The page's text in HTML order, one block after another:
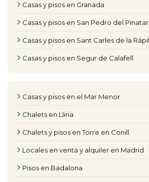
Casas y pisos en Granada
Casas y pisos en San Pedro del Pinatar
Casas y pisos en Sant Carles de la
Casas y pisos en Segur de Calafell
Casas y pisos en el Mar Menor
Chalets en Lliria
Chalets y pisos en Torre en Conill
Locales en venta y alquiler en Madrid
Pisos en Badalona